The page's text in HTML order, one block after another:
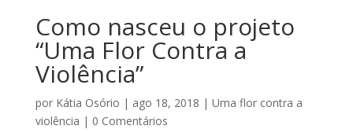
Como nasceu o projeto
“Uma Flor Contra a
Violência”
por Kátia Osório | ago 18, 2018 | Uma flor contra a
violência | 0 Comentários